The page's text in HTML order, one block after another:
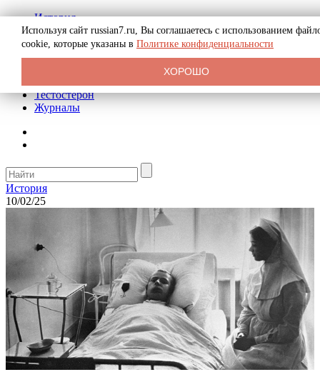
История
Биография
Криминал
Реклама на сайте
Тестостерон
Журналы
История
10/02/25
Используя сайт russian7.ru, Вы соглашаетесь с использованием
cookie, которые указаны в Политике конфиденциальности
ХОРОШО